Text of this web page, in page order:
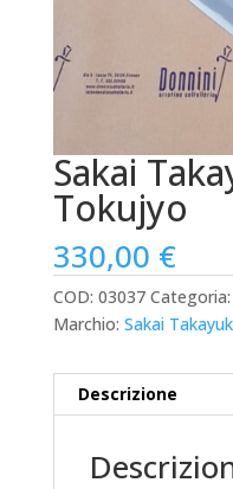
Sakai
Tokujyo
330,00 €
COD: 03037 Categoria:
Marchio: Sakai
Descrizione